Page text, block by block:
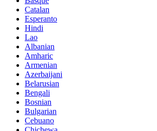
Catalan
Esperanto
Hindi
Lao
Albanian
Amharic
Armenian
Azerbaijani
Belarusian
Bengali
Bosnian
Bulgarian
Cebuano